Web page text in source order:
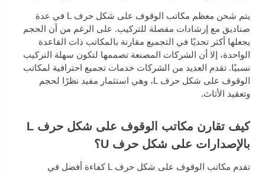
يتم شحن معظم مكاتب الوقوف على شكل حرف L في عدة
صناديق مع إرشادات مفصلة للتركيب. على الرغم من أن الحجم
يجعلها أكثر تحديًا في التجميع مقارنة بالمكاتب ذات القاعدة
الواحدة، إلا أن الشركات المصنعة تصممها لتكون سهلة التركيب
نسبيًا. تقدم العديد من الشركات خدمات تجميع احترافية لمكاتب
الوقوف على شكل حرف L، وهي استثمار مفيد نظرًا لحجم
وتعقيد الأثاث.
كيف تقارن مكاتب الوقوف على شكل حرف L
بالإصدارات على شكل حرف U؟
تقدم مكاتب الوقوف على شكل حرف L كفاءة أفضل في